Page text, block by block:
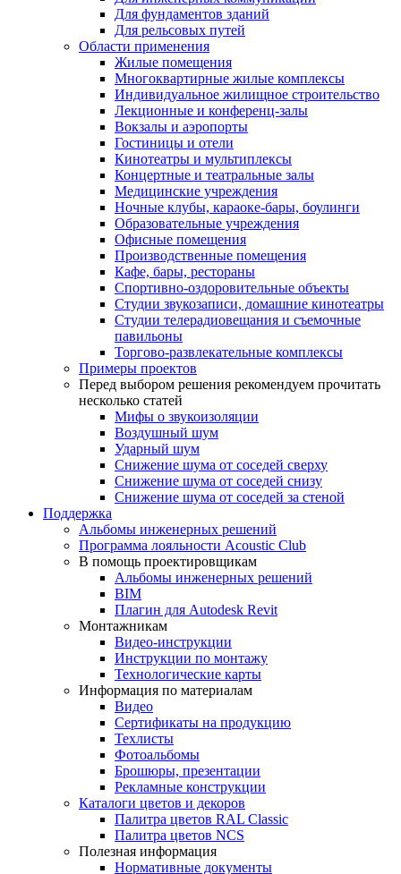
Для фундаментов зданий
Для рельсовых путей
Области применения
Жилые помещения
Многоквартирные жилые комплексы
Индивидуальное жилищное строительство
Лекционные и конференц-залы
Вокзалы и аэропорты
Гостиницы и отели
Кинотеатры и мультиплексы
Концертные и театральные залы
Медицинские учреждения
Ночные клубы, караоке-бары, боулинги
Образовательные учреждения
Офисные помещения
Производственные помещения
Кафе, бары, рестораны
Спортивно-оздоровительные объекты
Студии звукозаписи, домашние кинотеатры
Студии телерадиовещания и съемочные
павильоны
Торгово-развлекательные комплексы
Примеры проектов
Перед выбором решения рекомендуем прочитать
несколько статей
Мифы о звукоизоляции
Воздушный шум
Ударный шум
Снижение шума от соседей сверху
Снижение шума от соседей снизу
Снижение шума от соседей за стеной
Поддержка
Альбомы инженерных решений
Программа лояльности Acoustic Club
В помощь проектировщикам
Альбомы инженерных решений
BIM
Плагин для Autodesk Revit
Монтажникам
Видео-инструкции
Инструкции по монтажу
Технологические карты
Информация по материалам
Видео
Сертификаты на продукцию
Техлисты
Фотоальбомы
Брошюры, презентации
Рекламные конструкции
Каталоги цветов и декоров
Палитра цветов RAL Сlassic
Палитра цветов NCS
Полезная информация
Нормативные документы